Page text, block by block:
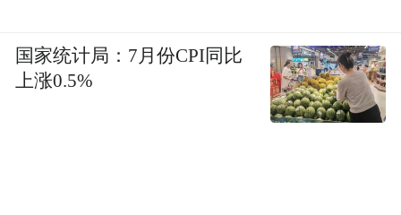
国家统计局：7月份CPI同比
上涨0.5%